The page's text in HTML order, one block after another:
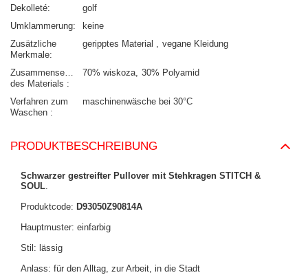
Dekolleté
golf
Umklammerung
keine
Zusätzliche
Merkmale
geripptes Material vegane Kleidung
Zusammensetzung
des Materials
70% wiskoza 30% Polyamid
Verfahren zum
Waschen
maschinenwäsche bei 30°C
PRODUKTBESCHREIBUNG
Schwarzer gestreifter Pullover mit Stehkragen STITCH &
SOUL.
Produktcode: D93050Z90814A
Hauptmuster: einfarbig
Stil: lässig
Anlass: für den Alltag, zur Arbeit, in die Stadt